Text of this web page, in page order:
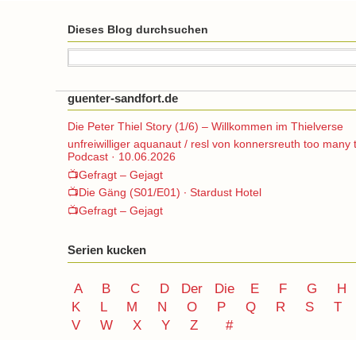
Dieses Blog durchsuchen
guenter-sandfort.de
Die Peter Thiel Story (1/6) – Willkommen im Thielverse
unfreiwilliger aquanaut / resl von konnersreuth too many
Podcast · 10.06.2026
📺Gefragt – Gejagt
📺Die Gäng (S01/E01) ∙ Stardust Hotel
📺Gefragt – Gejagt
Serien kucken
A B C D Der Die E F G
H
K
L M N O P Q R S
T
V
W X Y Z #